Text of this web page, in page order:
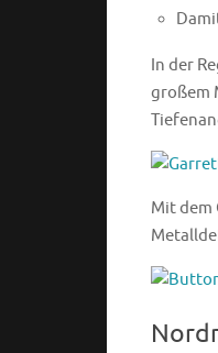
In der
großem
Mit dem